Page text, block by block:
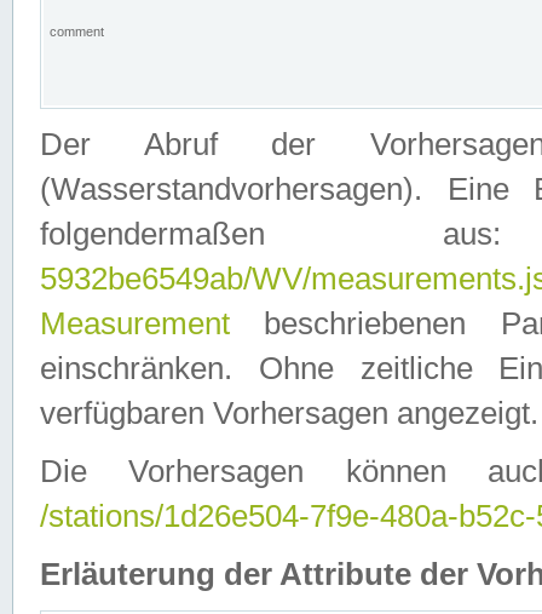
comment
Der Abruf der
(Wasserstandvorhersagen).
folgendermaßen
5932be6549ab/WV/
Measurement beschriebenen
einschränken. Ohne zeitliche
verfügbaren Vorhersagen angezeigt.
Die Vorhersagen können
/stations/1d26e504-7f9e-480a-
Erläuterung der Attribute der